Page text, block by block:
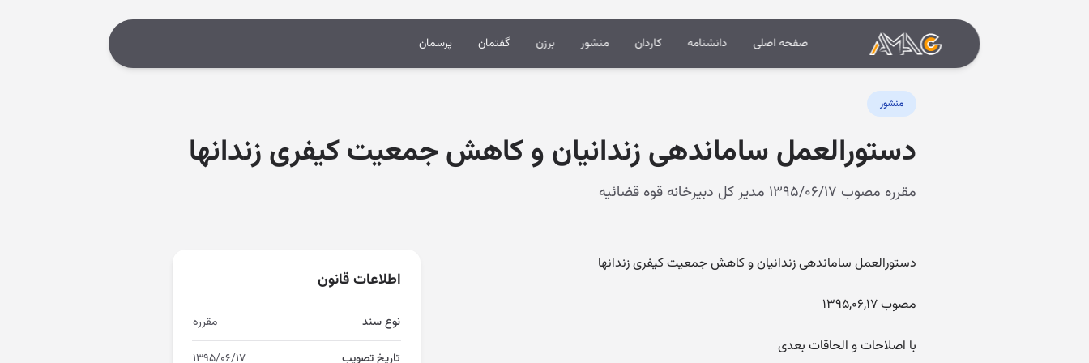
صفحه اصلی دانشنامه کاردان منشور برزن گفتمان پرسمان
منشور
دستورالعمل ساماندهی زندانیان و کاهش جمعیت کیفری زندانها
مقرره مصوب ۱۳۹۵/۰۶/۱۷ مدیر کل دبیرخانه قوه قضائیه
دستورالعمل ساماندهی زندانیان و کاهش جمعیت کیفری زندانها
مصوب ۱۳۹۵,۰۶,۱۷
با اصلاحات و الحاقات بعدی
اطلاعات قانون
نوع سند مقرره
تاریخ تصویب ۱۳۹۵/۰۶/۱۷